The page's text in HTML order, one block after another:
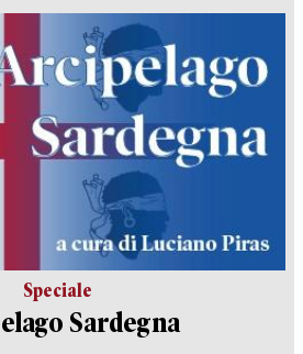
Speciale
Sardegna